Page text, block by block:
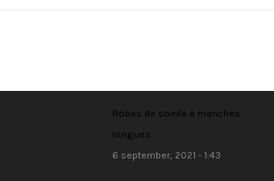
Robes de soirée à manches
longues
6 september, 2021 - 1:43